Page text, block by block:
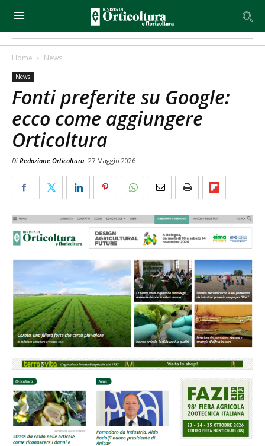
Home News
News
Fonti preferite su Google:
ecco come aggiungere
Orticoltura
Di Redazione Orticoltura 27 Maggio 2026